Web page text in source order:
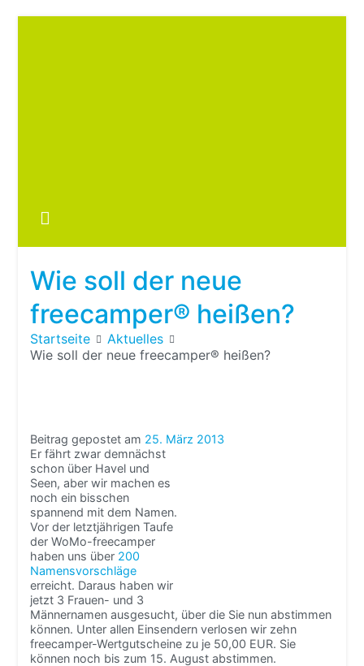
Wie soll der neue
freecamper® heißen?
Startseite
Aktuelles
Wie soll der neue freecamper® heißen?
Beitrag gepostet am 25. März 2013
Er fährt zwar demnächst
schon über Havel und
Seen, aber wir machen es
noch ein bisschen
spannend mit dem Namen.
Vor der letztjährigen Taufe
der WoMo-freecamper
haben uns über 200
Namensvorschläge
erreicht. Daraus haben wir
jetzt 3 Frauen- und 3
Männernamen ausgesucht, über die Sie nun abstimmen
können. Unter allen Einsendern verlosen wir zehn
freecamper-Wertgutscheine zu je 50,00 EUR. Sie
können noch bis zum 15. August abstimmen.